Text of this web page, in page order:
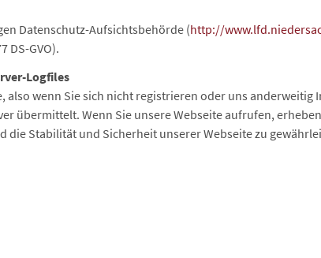
Datenschutz-Aufsichtsbehörde (http://
DS-GVO).
Logfiles
also wenn Sie sich nicht registrieren oder uns
übermittelt. Wenn Sie unsere Webseite aufrufen,
Stabilität und Sicherheit unserer Webseite zu